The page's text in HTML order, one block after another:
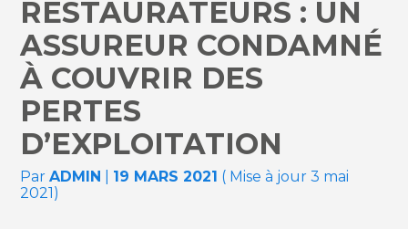
RESTAURATEURS : UN
ASSUREUR CONDAMNÉ
À COUVRIR DES
PERTES
D’EXPLOITATION
ParADMIN 19 MARS 2021 ( Mise à jour 3 mai
2021)